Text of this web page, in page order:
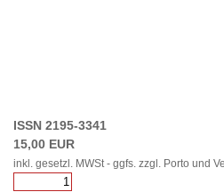
ISSN 2195-3341
15,00 EUR
inkl. gesetzl. MWSt - ggfs. zzgl. Porto und